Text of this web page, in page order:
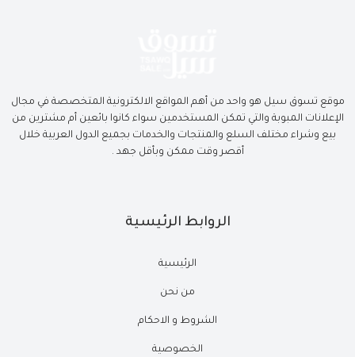
موقع تسوق سيل هو واحد من أهم المواقع الالكترونية المتخصصة في مجال
الإعلانات المبوبة والتي تمكن المستخدمين سواء كانوا بائعين أم مشترين من
بيع وشراء مختلف السلع والمنتجات والخدمات بجميع الدول العربية خلال
أقصر وقت ممكن وبأقل جهد .
الروابط الرئيسية
الرئيسية
من نحن
الشروط و الاحكام
الخصوصية